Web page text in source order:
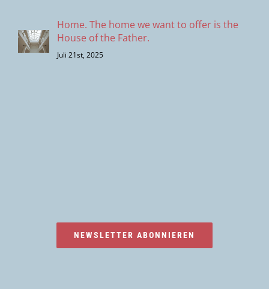
Home. The home we want to offer is the
House of the Father.
Juli 21st, 2025
NEWSLETTER ABONNIEREN